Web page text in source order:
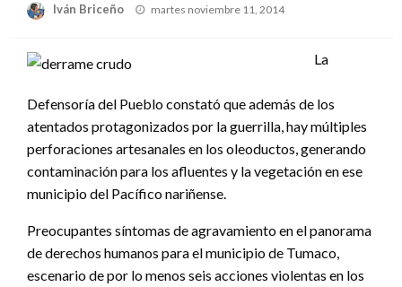
Iván Briceño
Publicado
martes noviembre 11, 2014
La
Defensoría del Pueblo constató que además de los
atentados protagonizados por la guerrilla, hay múltiples
perforaciones artesanales en los oleoductos, generando
contaminación para los afluentes y la vegetación en ese
municipio del Pacífico nariñense.
Preocupantes síntomas de agravamiento en el panorama
de derechos humanos para el municipio de Tumaco,
escenario de por lo menos seis acciones violentas en los